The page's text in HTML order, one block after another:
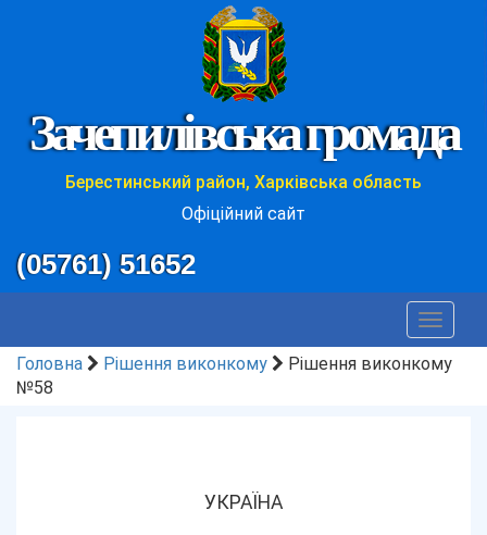
Зачепилівська громада
Берестинський район, Харківська область
Офіційний сайт
(05761) 51652
Toggle
Головна
Рішення виконкому
Рішення виконкому
№58
УКРАЇНА